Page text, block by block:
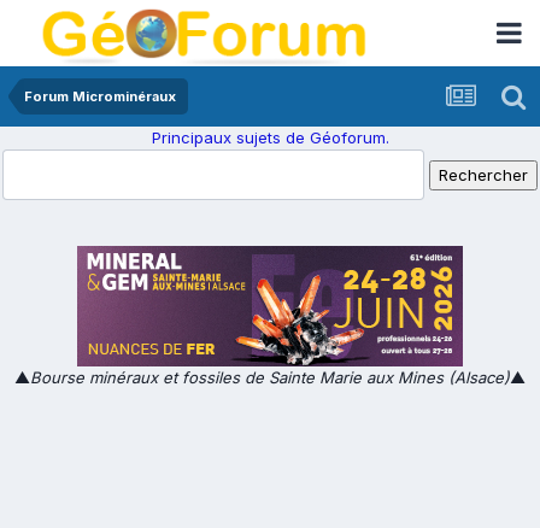
Forum Microminéraux
Principaux sujets de Géoforum.
▲Bourse minéraux et fossiles de Sainte Marie aux Mines (Alsace)▲